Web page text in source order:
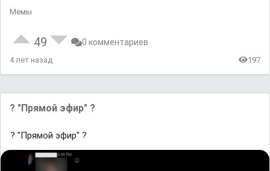
Мемы
49 0 комментариев
4 лет назад 197
? "Прямой эфир" ?
? "Прямой эфир" ?